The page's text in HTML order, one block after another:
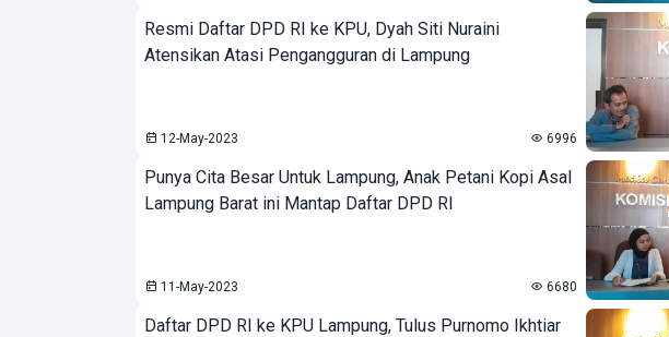
Resmi Daftar DPD RI ke KPU, Dyah Siti Nuraini
Atensikan Atasi Pengangguran di Lampung
12-May-2023 6996
Punya Cita Besar Untuk Lampung, Anak Petani Kopi Asal
Lampung Barat ini Mantap Daftar DPD RI
11-May-2023 6680
Daftar DPD RI ke KPU Lampung, Tulus Purnomo Ikhtiar